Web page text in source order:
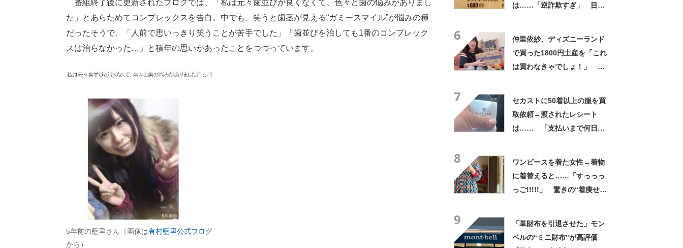
番組終了後に更新されたブログでは、「私は元々歯並びが良くなくて、色々と歯の悩みがありまし
た」とあらためてコンプレックスを告白。中でも、笑うと歯茎が見える“ガミースマイル”が悩みの種
だったそうで、「人前で思いっきり笑うことが苦手でした」「歯並びを治しても1番のコンプレック
スは治らなかった…」と積年の思いがあったことをつづっています。
5年前の藍里さん（画像は有村藍里公式ブログ
から）
は……「逆詐欺すぎ」 目を
6
仲里依紗、ディズニーランド
で買った1800円土産を「これ
は買わなきゃでしょ！」
7
セカストに50着以上の服を買
取依頼→渡されたレシート
は…… 「支払いまで何日か
8
ワンピースを着た女性→着物
に着替えると……「すっっっ
っご!!!!!」 驚きの“着痩せ
9
「革財布を引退させた」モン
ベルの“ミニ財布”が高評価